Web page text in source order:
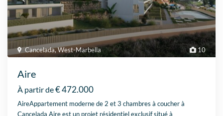
10
Cancelada,West-Marbella
Aire
À partir de€ 472.000
AireAppartement moderne de 2 et 3 chambres à coucher à
Cancelada Aire est un projet résidentiel exclusif situé à